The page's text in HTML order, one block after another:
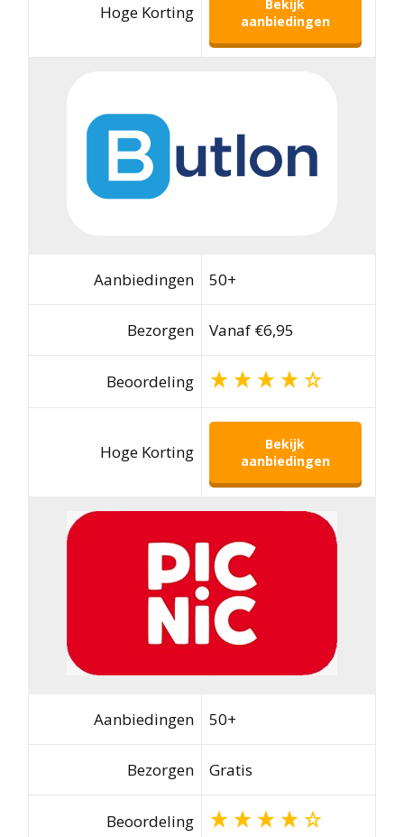
Hoge Korting
Bekijk
aanbiedingen
Aanbiedingen 50+
Bezorgen Vanaf €6,95
Beoordeling
Hoge Korting
Bekijk
aanbiedingen
Aanbiedingen 50+
Bezorgen Gratis
Beoordeling